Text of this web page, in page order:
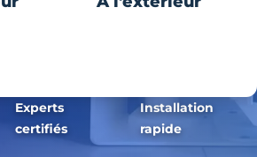
Experts
certifiés
Installation
rapide